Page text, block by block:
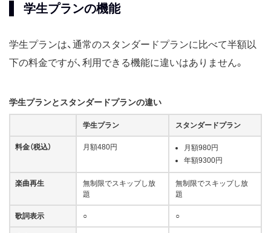
学生プランの機能
学生プランは、通常のスタンダードプランに比べて半額以
下の料金ですが、利用できる機能に違いはありません。
学生プランとスタンダードプランの違い
学生プラン スタンダードプラン
料金（税込） 月額480円
月額980円
年額9300円
楽曲再生
無制限でスキップし放
題
無制限でスキップし放
題
歌詞表示 ○ ○